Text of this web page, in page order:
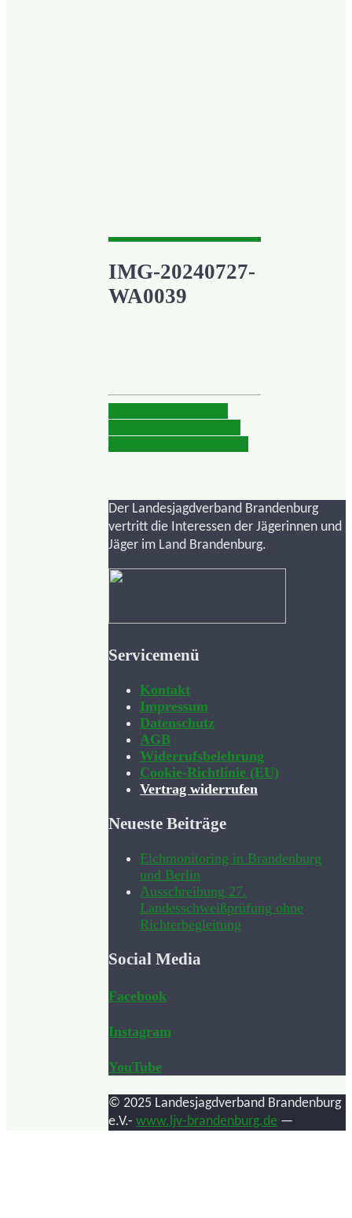
IMG-20240727-
WA0039
Der Landesjagdverband Brandenburg
vertritt die Interessen der Jägerinnen und
Jäger im Land Brandenburg.
Servicemenü
Kontakt
Impressum
Datenschutz
AGB
Widerrufsbelehrung
Cookie-Richtlinie (EU)
Vertrag widerrufen
Neueste Beiträge
Elchmonitoring in Brandenburg
und Berlin
Ausschreibung 27.
Landesschweißprüfung ohne
Richterbegleitung
Social Media
Facebook
Instagram
YouTube
© 2025 Landesjagdverband Brandenburg
e.V.- www.ljv-brandenburg.de —